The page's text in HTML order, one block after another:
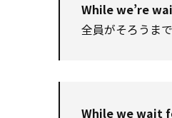
While we’re
全員がそろうま
While we wait